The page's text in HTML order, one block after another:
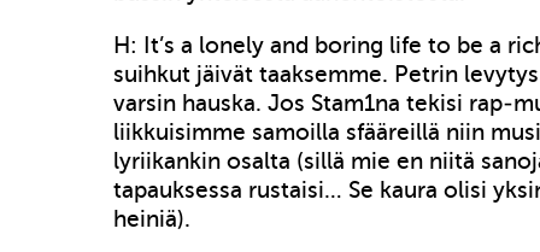
H: It’s a lonely and boring life to be a
suihkut jäivät taaksemme. Petrin
varsin hauska. Jos Stam1na tekisi rap-
liikkuisimme samoilla sfääreillä niin
lyriikankin osalta (sillä mie en niitä
tapauksessa rustaisi… Se kaura olisi
heiniä).